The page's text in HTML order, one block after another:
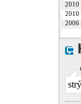
2010
2010
2006